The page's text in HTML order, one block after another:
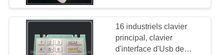
16 industriels clavier
principal, clavier
d'interface d'Usb de